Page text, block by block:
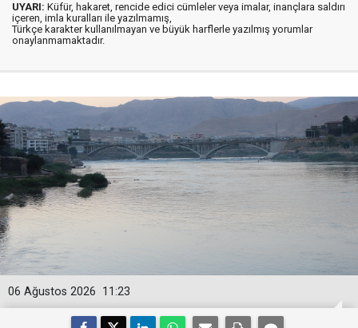
UYARI: Küfür, hakaret, rencide edici cümleler veya imalar, inançlara saldırı
içeren, imla kuralları ile yazılmamış,
Türkçe karakter kullanılmayan ve büyük harflerle yazılmış yorumlar
onaylanmamaktadır.
11:23
06 Ağustos 2026